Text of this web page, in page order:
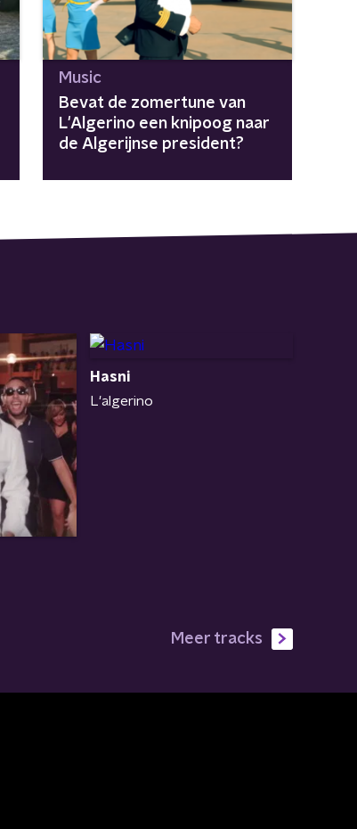
Music
Bevat de zomertune van
L'Algerino een knipoog naar
de Algerijnse president?
Hasni
L'algerino
Meer tracks